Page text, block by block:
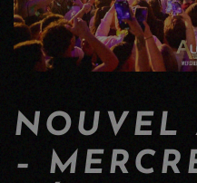
NOUVEL
–